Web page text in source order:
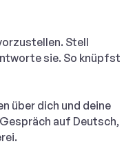
Stell
sie. So knüpfst
über dich und deine
auf Deutsch,